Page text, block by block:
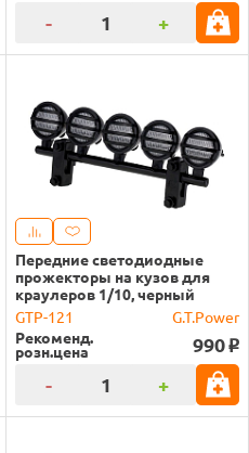
- +
Передние светодиодные
прожекторы на кузов для
краулеров 1/10, черный
GTP-121
G.T.Power
Рекоменд.
розн.цена 990 o
- +